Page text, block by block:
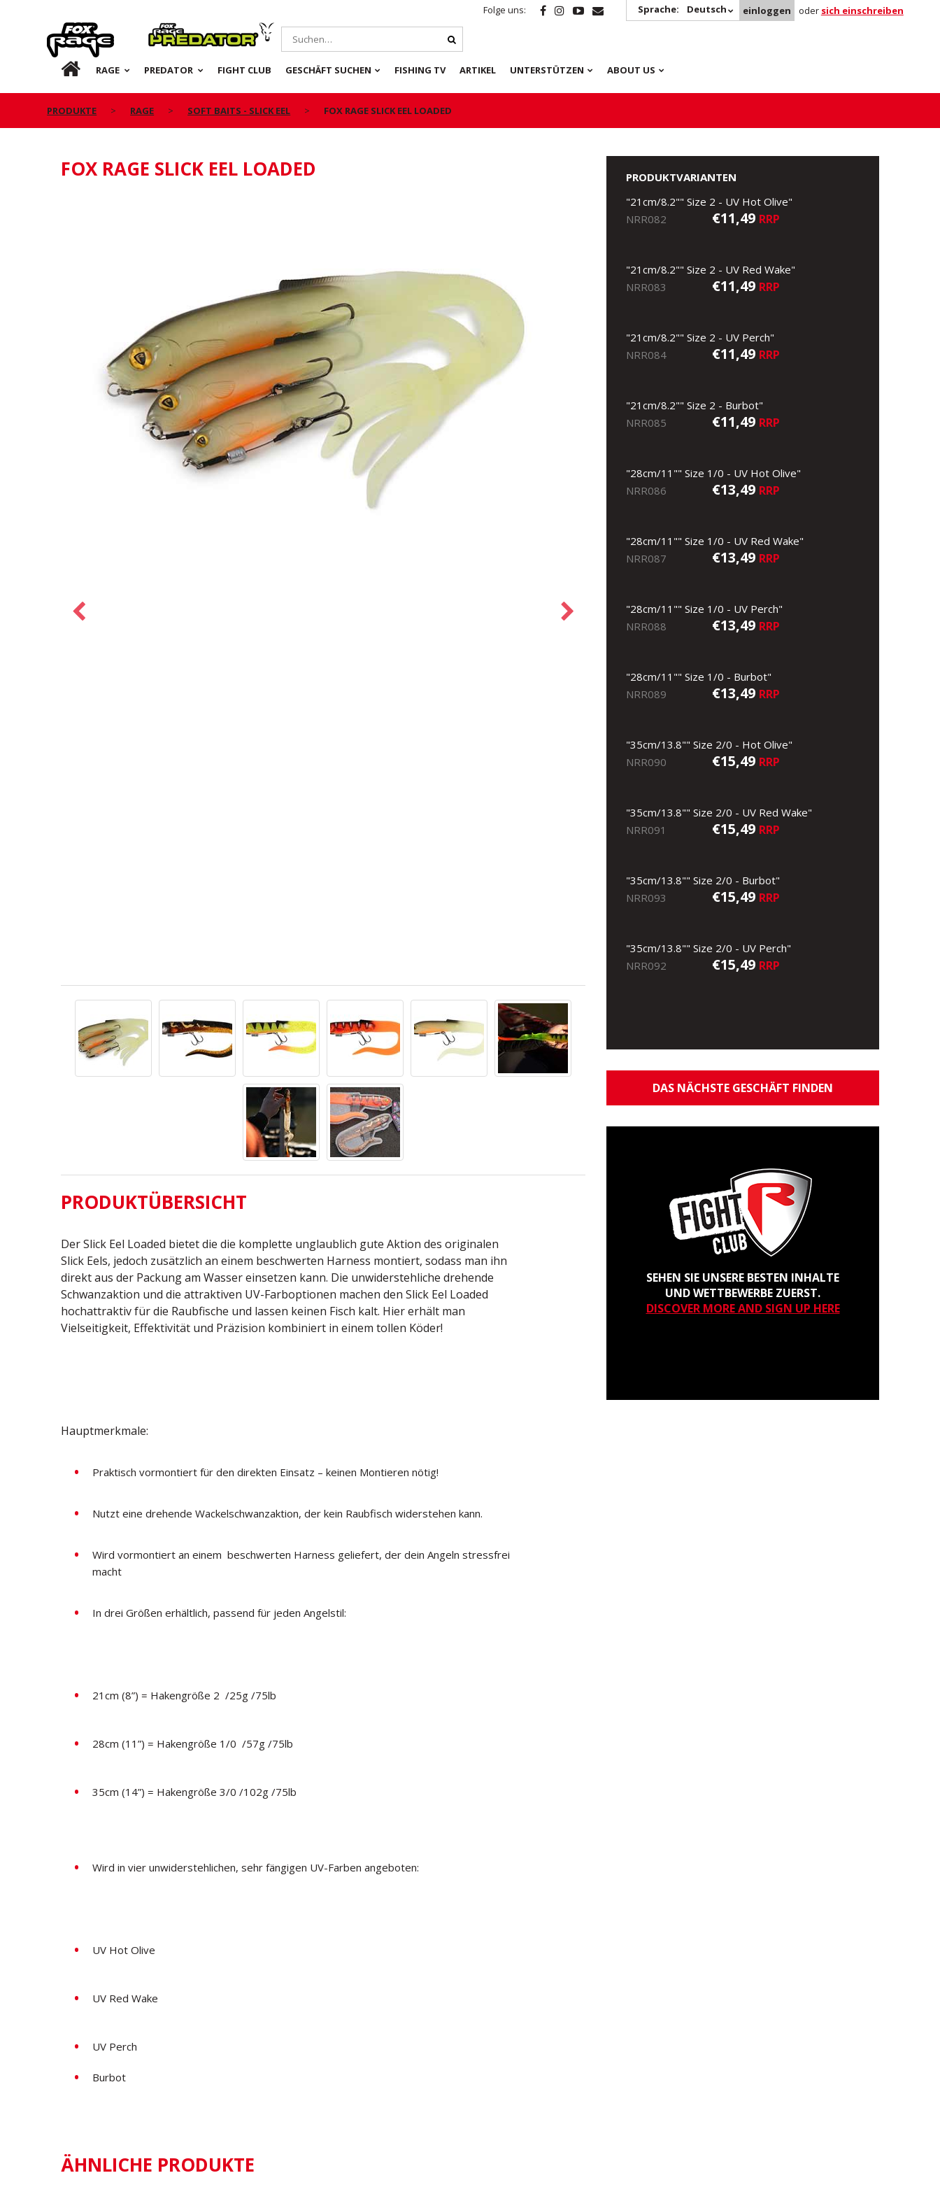
Folge uns: Sprache: Deutsch einloggen oder sich einschreiben
Rage Predator
DE RAGE PREDATOR FIGHT CLUB GESCHÄFT SUCHEN FISHING TV ARTIKEL UNTERSTÜTZEN ABOUT US
PRODUKTE RAGE SOFT BAITS - SLICK EEL FOX RAGE SLICK EEL LOADED
FOX RAGE SLICK EEL LOADED
PRODUKTÜBERSICHT
Der Slick Eel Loaded bietet die die komplette unglaublich gute Aktion des originalen
Slick Eels, jedoch zusätzlich an einem beschwerten Harness montiert, sodass man ihn
direkt aus der Packung am Wasser einsetzen kann. Die unwiderstehliche drehende
Schwanzaktion und die attraktiven UV-Farboptionen machen den Slick Eel Loaded
hochattraktiv für die Raubfische und lassen keinen Fisch kalt. Hier erhält man
Vielseitigkeit, Effektivität und Präzision kombiniert in einem tollen Köder!
Hauptmerkmale:
Praktisch vormontiert für den direkten Einsatz – keinen Montieren nötig!
Nutzt eine drehende Wackelschwanzaktion, der kein Raubfisch widerstehen kann.
Wird vormontiert an einem beschwerten Harness geliefert, der dein Angeln stressfrei
macht
In drei Größen erhältlich, passend für jeden Angelstil:
21cm (8”) = Hakengröße 2 /25g /75lb
28cm (11”) = Hakengröße 1/0 /57g /75lb
35cm (14”) = Hakengröße 3/0 /102g /75lb
Wird in vier unwiderstehlichen, sehr fängigen UV-Farben angeboten:
UV Hot Olive
UV Red Wake
UV Perch
Burbot
PRODUKTVARIANTEN
"21cm/8.2"" Size 2 - UV Hot Olive"
NRR082
€11,49 RRP
"21cm/8.2"" Size 2 - UV Red Wake"
NRR083
€11,49 RRP
"21cm/8.2"" Size 2 - UV Perch"
NRR084
€11,49 RRP
"21cm/8.2"" Size 2 - Burbot"
NRR085
€11,49 RRP
"28cm/11"" Size 1/0 - UV Hot Olive"
NRR086
€13,49 RRP
"28cm/11"" Size 1/0 - UV Red Wake"
NRR087
€13,49 RRP
"28cm/11"" Size 1/0 - UV Perch"
NRR088
€13,49 RRP
"28cm/11"" Size 1/0 - Burbot"
NRR089
€13,49 RRP
"35cm/13.8"" Size 2/0 - Hot Olive"
NRR090
€15,49 RRP
"35cm/13.8"" Size 2/0 - UV Red Wake"
NRR091
€15,49 RRP
"35cm/13.8"" Size 2/0 - Burbot"
NRR093
€15,49 RRP
"35cm/13.8"" Size 2/0 - UV Perch"
NRR092
€15,49 RRP
DAS NÄCHSTE GESCHÄFT FINDEN
SEHEN SIE UNSERE BESTEN INHALTE
UND WETTBEWERBE ZUERST.
DISCOVER MORE AND SIGN UP HERE
ÄHNLICHE PRODUKTE